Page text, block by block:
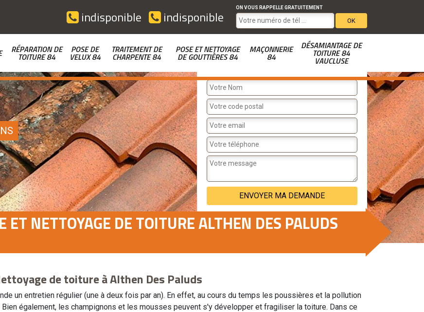
indisponible indisponible
ON VOUS RAPPELLE GRATUITEMENT
RÉPARATION DE
TOITURE 84
POSE DE
VELUX 84
TRAITEMENT DE
CHARPENTE 84
POSE ET NETTOYAGE
DE GOUTTIÈRES 84
MAÇONNERIE
84
DÉSAMIANTAGE DE
TOITURE 84
VAUCLUSE
ET NETTOYAGE DE TOITURE ALTHEN DES PALUDS
de toiture à Althen Des Paluds
un entretien régulier (une à deux fois par an). En effet, au cours du temps les poussières et la pollution
également, les champignons et les mousses peuvent s'y développer et fragiliser la toiture. Dans ce